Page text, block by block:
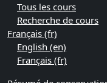
Tous les cours
Recherche de cours
Français ‎(fr)‎
English ‎(en)‎
Français ‎(fr)‎